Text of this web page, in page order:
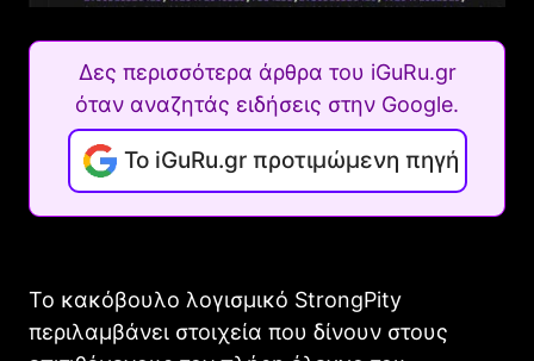
Δες περισσότερα άρθρα του iGuRu.gr
όταν αναζητάς ειδήσεις στην Google.
Το iGuRu.gr προτιμώμενη πηγή
Το κακόβουλο λογισμικό StrongPity
περιλαμβάνει στοιχεία που δίνουν στους